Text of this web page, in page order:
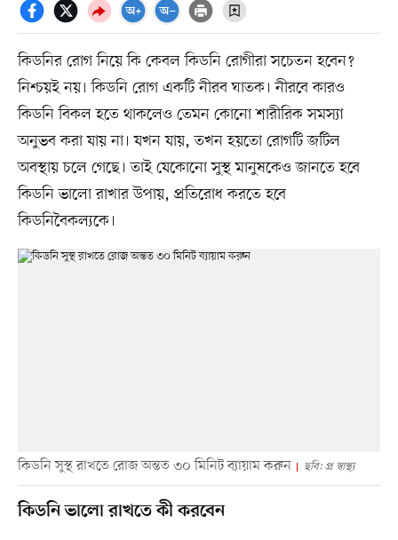
কিডনির রোগ নিয়ে কি কেবল কিডনি রোগীরা সচেতন হবেন?
নিশ্চয়ই নয়। কিডনি রোগ একটি নীরব ঘাতক। নীরবে কারও
কিডনি বিকল হতে থাকলেও তেমন কোনো শারীরিক সমস্যা
অনুভব করা যায় না। যখন যায়, তখন হয়তো রোগটি জটিল
অবস্থায় চলে গেছে। তাই যেকোনো সুস্থ মানুষকেও জানতে হবে
কিডনি ভালো রাখার উপায়, প্রতিরোধ করতে হবে
কিডনিবৈকল্যকে।
কিডনি সুস্থ রাখতে রোজ অন্তত ৩০ মিনিট ব্যায়াম করুন ছবি: প্র স্বাস্থ্য
কিডনি ভালো রাখতে কী করবেন